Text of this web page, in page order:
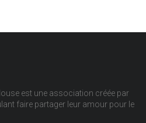
est une association créée par
faire partager leur amour pour le